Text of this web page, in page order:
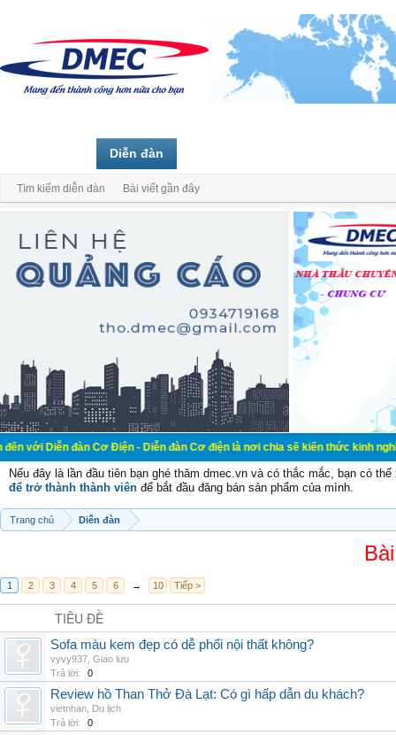
đàn Cơ Điện - Diễn đàn Cơ điện là nơi chia sẽ kiến thức kinh nghiệm
Nếu đây là lần đầu tiên bạn ghé thăm dmec.vn và có thắc mắc, bạn có
để trở thành thành viên để bắt đầu đăng bán sản phẩm của mình.
Trang chủ Diễn đàn
1 2 3 4 5 6 → 10 Tiếp >
TIÊU ĐỀ
Sofa màu kem đẹp có dễ phối nội thất không?
vyvy937 Giao lưu
Trả lời:
0
Review hồ Than Thở Đà Lạt: Có gì hấp dẫn du khách?
vietnhan Du lịch
Trả lời:
0
Diễn đàn
Tìm kiếm diễn đàn Bài viết gần đây